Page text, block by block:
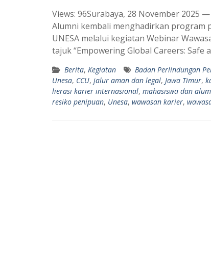
a
t
p
p
l
e
a
m
Views: 96Surabaya, 28 November 2025
Alumni kembali menghadirkan program
UNESA melalui kegiatan Webinar
tajuk “Empowering Global Careers: Safe
Berita, Kegiatan Badan Perlindungan
Unesa, CCU, jalur aman dan legal, Jawa Timur,
lierasi karier internasional, mahasiswa dan
resiko penipuan, Unesa, wawasan karier,